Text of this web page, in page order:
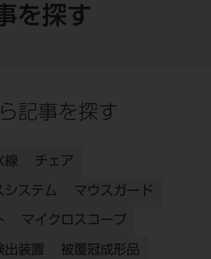
を探す
記事を探す
線 チェア
システム マウスガード
マイクロスコープ
出装置 被覆冠成形品